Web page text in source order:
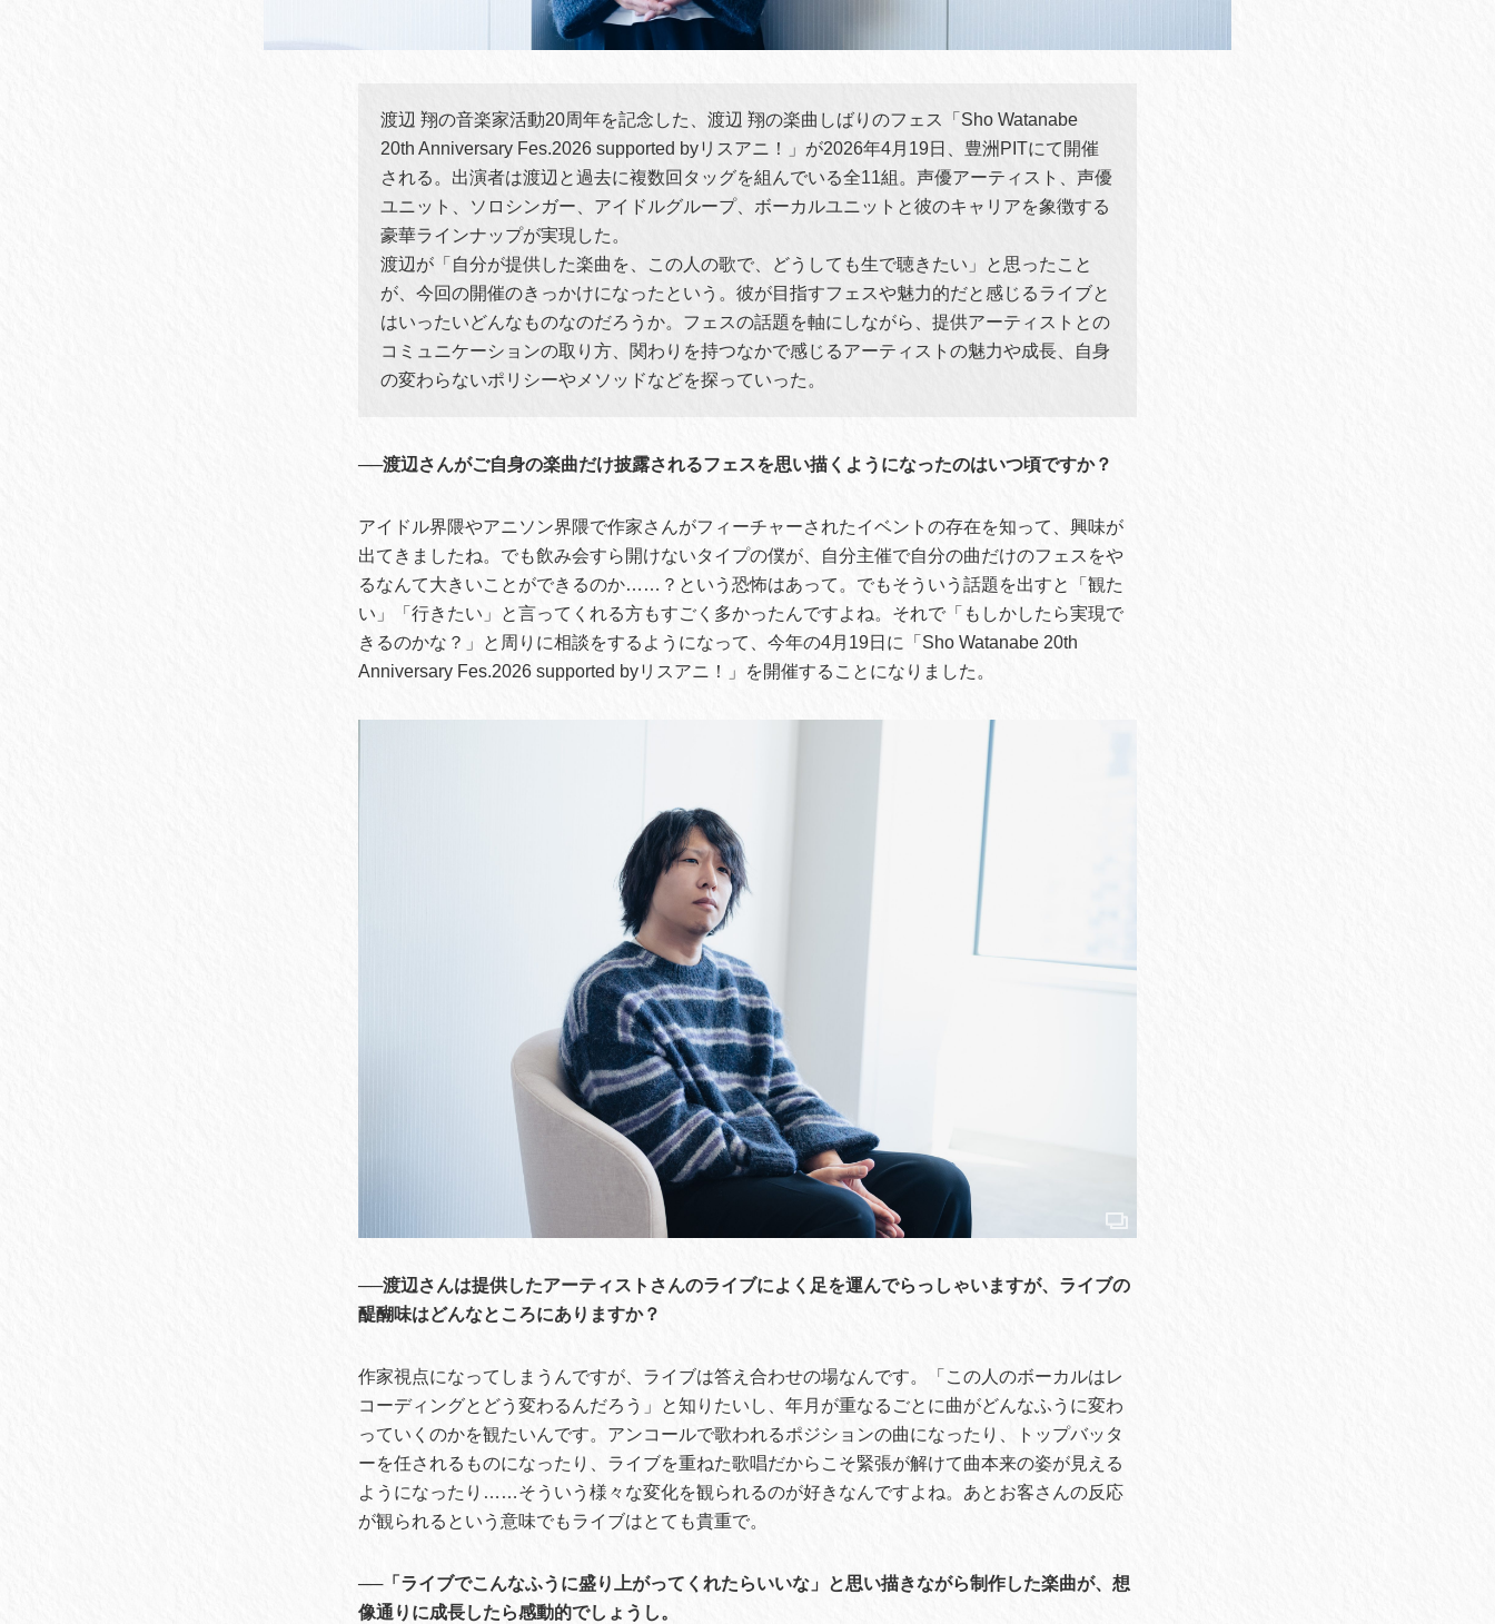
渡辺 翔の音楽家活動20周年を記念した、渡辺 翔の楽曲しばりのフェス「Sho Watanabe
20th Anniversary Fes.2026 supported byリスアニ！」が2026年4月19日、豊洲PITにて開催
される。出演者は渡辺と過去に複数回タッグを組んでいる全11組。声優アーティスト、声優
ユニット、ソロシンガー、アイドルグループ、ボーカルユニットと彼のキャリアを象徴する
豪華ラインナップが実現した。
渡辺が「自分が提供した楽曲を、この人の歌で、どうしても生で聴きたい」と思ったこと
が、今回の開催のきっかけになったという。彼が目指すフェスや魅力的だと感じるライブと
はいったいどんなものなのだろうか。フェスの話題を軸にしながら、提供アーティストとの
コミュニケーションの取り方、関わりを持つなかで感じるアーティストの魅力や成長、自身
の変わらないポリシーやメソッドなどを探っていった。
──渡辺さんがご自身の楽曲だけ披露されるフェスを思い描くようになったのはいつ頃ですか？
アイドル界隈やアニソン界隈で作家さんがフィーチャーされたイベントの存在を知って、興味が
出てきましたね。でも飲み会すら開けないタイプの僕が、自分主催で自分の曲だけのフェスをや
るなんて大きいことができるのか……？という恐怖はあって。でもそういう話題を出すと「観た
い」「行きたい」と言ってくれる方もすごく多かったんですよね。それで「もしかしたら実現で
きるのかな？」と周りに相談をするようになって、今年の4月19日に「Sho Watanabe 20th
Anniversary Fes.2026 supported byリスアニ！」を開催することになりました。
──渡辺さんは提供したアーティストさんのライブによく足を運んでらっしゃいますが、ライブの
醍醐味はどんなところにありますか？
作家視点になってしまうんですが、ライブは答え合わせの場なんです。「この人のボーカルはレ
コーディングとどう変わるんだろう」と知りたいし、年月が重なるごとに曲がどんなふうに変わ
っていくのかを観たいんです。アンコールで歌われるポジションの曲になったり、トップバッタ
ーを任されるものになったり、ライブを重ねた歌唱だからこそ緊張が解けて曲本来の姿が見える
ようになったり……そういう様々な変化を観られるのが好きなんですよね。あとお客さんの反応
が観られるという意味でもライブはとても貴重で。
──「ライブでこんなふうに盛り上がってくれたらいいな」と思い描きながら制作した楽曲が、想
像通りに成長したら感動的でしょうし。